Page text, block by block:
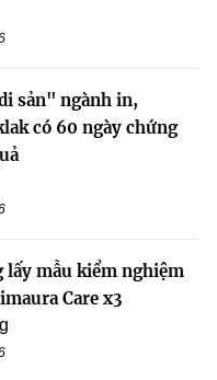
sản" ngành in,
có 60 ngày chứng
lấy mẫu kiểm nghiệm
Care x3